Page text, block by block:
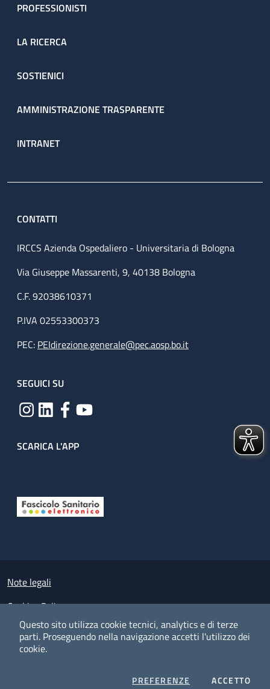
Questo sito utilizza cookie tecnici, analytics e di terze
parti. Proseguendo nella navigazione accetti l'utilizzo dei
cookie.
PREFERENZE COOKIESACCETTOI
PROFESSIONISTI
LA RICERCA
SOSTIENICI
AMMINISTRAZIONE TRASPARENTE
INTRANET
CONTATTI
IRCCS Azienda Ospedaliero - Universitaria di Bologna
Via Giuseppe Massarenti, 9, 40138 Bologna
C.F. 92038610371
P.IVA 02553300373
PEC: PEIdirezione.generale@pec.aosp.bo.it
SEGUICI SU
SCARICA L'APP
Small prints
Note legali
Cookies Policy
Policy privacy e protezione del dato personale
Albo pretorio on-line